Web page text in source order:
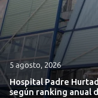
5 agosto, 2026
Hospital Padre
según ranking anual